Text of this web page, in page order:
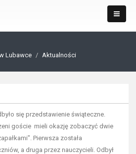
Lubawce Aktualności
się przedstawienie świąteczne.
goście mieli okazję zobaczyć dwie
Pierwsza została
a druga przez nauczycieli. Odbył